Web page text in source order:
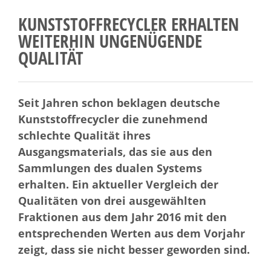
KUNSTSTOFFRECYCLER ERHALTEN
WEITERHIN UNGENÜGENDE
QUALITÄT
Seit Jahren schon beklagen deutsche
Kunststoffrecycler die zunehmend
schlechte Qualität ihres
Ausgangsmaterials, das sie aus den
Sammlungen des dualen Systems
erhalten. Ein aktueller Vergleich der
Qualitäten von drei ausgewählten
Fraktionen aus dem Jahr 2016 mit den
entsprechenden Werten aus dem Vorjahr
zeigt, dass sie nicht besser geworden sind.